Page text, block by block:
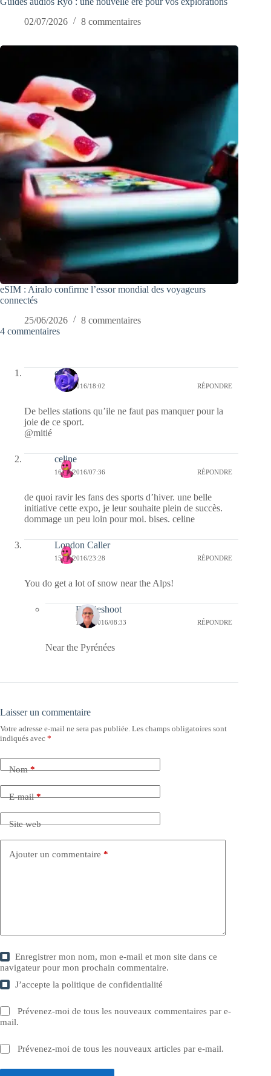
02/07/2026
8 commentaires
eSIM : Airalo confirme l’essor mondial des voyageurs
connectés
25/06/2026
8 commentaires
4 commentaires
covix
17/11/2016/18:02 RÉPONDRE
De belles stations qu’ile ne faut pas manquer pour la
joie de ce sport.
@mitié
celine
16/11/2016/07:36 RÉPONDRE
de quoi ravir les fans des sports d’hiver. une belle
initiative cette expo, je leur souhaite plein de succès.
dommage un peu loin pour moi. bises. celine
London Caller
15/11/2016/23:28 RÉPONDRE
You do get a lot of snow near the Alps!
Bernieshoot
16/11/2016/08:33 RÉPONDRE
Near the Pyrénées
Laisser un commentaire
Votre adresse e-mail ne sera pas publiée. Les champs obligatoires sont
indiqués avec *
Nom*
E-mail*
Site web
Ajouter un commentaire *
Enregistrer mon nom, mon e-mail et mon site dans ce
navigateur pour mon prochain commentaire.
J’accepte lapolitique de confidentialité
Prévenez-moi de tous les nouveaux commentaires par e-
mail.
Prévenez-moi de tous les nouveaux articles par e-mail.